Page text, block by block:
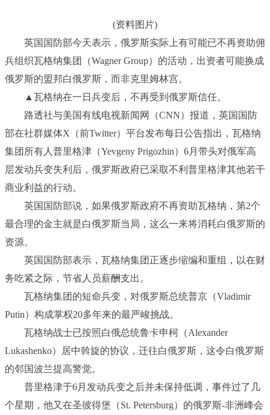
(资料图片)
英国国防部今天表示，俄罗斯实际上有可能已不再资助佣
兵组织瓦格纳集团（Wagner Group）的活动，出资者可能换成
俄罗斯的盟邦白俄罗斯，而非克里姆林宫。
▲瓦格纳在一日兵变后，不再受到俄罗斯信任。
路透社与美国有线电视新闻网（CNN）报道，英国国防
部在社群媒体X（前Twitter）平台发布每日公告指出，瓦格纳
集团所有人普里格津（Yevgeny Prigozhin）6月带头对俄军高
层发动兵变失利后，俄罗斯政府已采取不利普里格津其他若干
商业利益的行动。
英国国防部说，如果俄罗斯政府不再资助瓦格纳，第2个
最合理的金主就是白俄罗斯当局，这么一来将消耗白俄罗斯的
资源。
英国国防部表示，瓦格纳集团正逐步缩编和重组，以在财
务吃紧之际，节省人员薪酬支出。
瓦格纳集团的短命兵变，对俄罗斯总统普京（Vladimir
Putin）构成掌权20多年来的最严峻挑战。
瓦格纳战士已按照白俄总统鲁卡申柯（Alexander
Lukashenko）居中斡旋的协议，迁往白俄罗斯，这令白俄罗斯
的邻国波兰提高警觉。
普里格津于6月发动兵变之后并未保持低调，事件过了几
个星期，他又在圣彼得堡（St. Petersburg）的俄罗斯-非洲峰会